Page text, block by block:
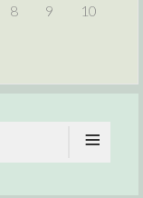
8 9
10
≡